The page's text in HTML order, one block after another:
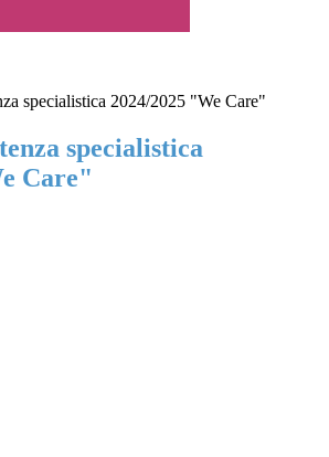
specialistica 2024/2025 "We Care"
specialistica
Care"